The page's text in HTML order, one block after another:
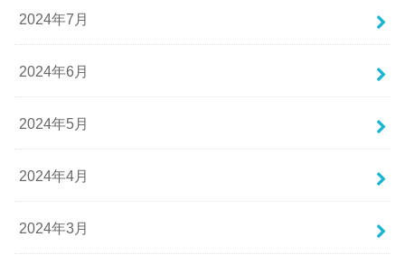
2024年7月
2024年6月
2024年5月
2024年4月
2024年3月